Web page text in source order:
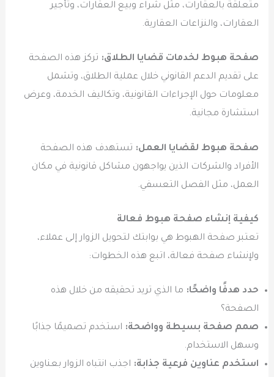
متعلقة بالعقارات، مثل شراء وبيع العقارات، وتأجير
العقارات، والنزاعات العقارية.
صفحة هبوط لخدمات قضايا الطلاق: تركز هذه الصفحة
على تقديم الدعم القانوني خلال عملية الطلاق، وتشمل
معلومات حول الإجراءات القانونية، وتكاليف الخدمة، وعرض
استشارة مجانية.
صفحة هبوط لقضايا العمل: تستهدف هذه الصفحة
الأفراد والشركات الذين يواجهون مشاكل قانونية في مكان
العمل، مثل الفصل التعسفي.
كيفية إنشاء صفحة هبوط فعالة
تعتبر صفحة الهبوط هي بوابتك لتحويل الزوار إلى عملاء،
ولإنشاء صفحة فعالة، اتبع هذه الخطوات:
حدد هدفًا واضحًا: ما الذي تريد تحقيقه من خلال هذه
الصفحة؟
صمم صفحة بسيطة وواضحة: استخدم تصميمًا جذابًا
وسهل الاستخدام.
استخدم عناوين فرعية جذابة: اجذب انتباه الزوار بعناوين